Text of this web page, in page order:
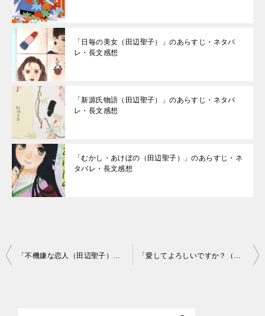
「日毎の美女（田辺聖子）」のあらすじ・ネタバ
レ・長文感想
「新源氏物語（田辺聖子）」のあらすじ・ネタバ
レ・長文感想
「むかし・あけぼの（田辺聖子）」のあらすじ・ネ
タバレ・長文感想
投
「不機嫌な恋人（田辺聖子）」のあらすじ・ネタバレ・長文感想 「愛してよろしいですか？（田辺聖子）」のあらすじ・ネタバレ・長文感想